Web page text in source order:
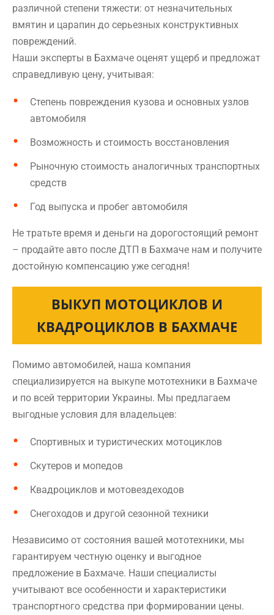
различной степени тяжести: от незначительных
вмятин и царапин до серьезных конструктивных
повреждений.
Наши эксперты в Бахмаче оценят ущерб и предложат
справедливую цену, учитывая:
Степень повреждения кузова и основных узлов
автомобиля
Возможность и стоимость восстановления
Рыночную стоимость аналогичных транспортных
средств
Год выпуска и пробег автомобиля
Не тратьте время и деньги на дорогостоящий ремонт
– продайте авто после ДТП в Бахмаче нам и получите
достойную компенсацию уже сегодня!
ВЫКУП МОТОЦИКЛОВ И
КВАДРОЦИКЛОВ В БАХМАЧЕ
Помимо автомобилей, наша компания
специализируется на выкупе мототехники в Бахмаче
и по всей территории Украины. Мы предлагаем
выгодные условия для владельцев:
Спортивных и туристических мотоциклов
Скутеров и мопедов
Квадроциклов и мотовездеходов
Снегоходов и другой сезонной техники
Независимо от состояния вашей мототехники, мы
гарантируем честную оценку и выгодное
предложение в Бахмаче. Наши специалисты
учитывают все особенности и характеристики
транспортного средства при формировании цены.